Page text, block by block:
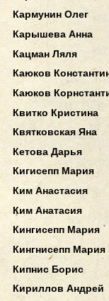
Кармунин Олег
Карышева Анна
Кацман Ляля
Каюков
Каюков
Квитко Кристина
Квятковская Яна
Кетова Дарья
Кигисепп Мария
Ким Анастасия
Ким Анатасия
Кингисепп Мария
Кингнисепп Мария
Кипнис Борис
Кириллов Андрей